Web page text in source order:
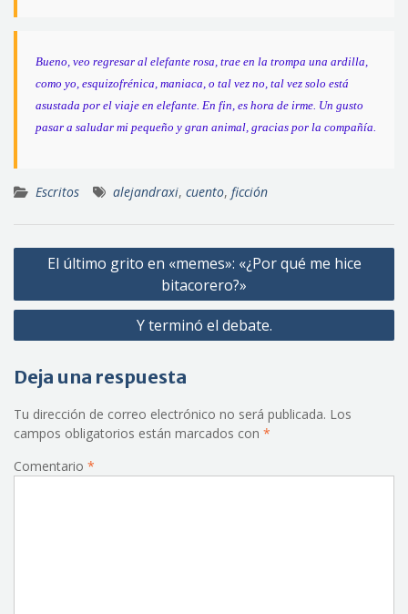
Bueno, veo regresar al elefante rosa, trae en la trompa una ardilla,
como yo, esquizofrénica, maniaca, o tal vez no, tal vez solo está
asustada por el viaje en elefante. En fin, es hora de irme. Un gusto
pasar a saludar mi pequeño y gran animal, gracias por la compañía.
Escritos alejandraxi, cuento, ficción
Navegación
entradas
El último grito en «memes»: «¿Por qué me hice
bitacorero?»
Y terminó el debate.
Deja una respuesta
Tu dirección de correo electrónico no será publicada. Los
campos obligatorios están marcados con *
Comentario *